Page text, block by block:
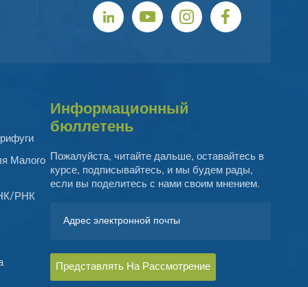
Малого
РНК
Информационный
бюллетень
Пожалуйста, читайте дальше, оставайтесь в
курсе, подписывайтесь, и мы будем рады,
если вы поделитесь с нами своим мнением.
Представлять На Рассмотрение